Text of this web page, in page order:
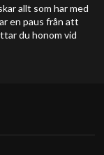
allt som har med
en paus från att
du honom vid